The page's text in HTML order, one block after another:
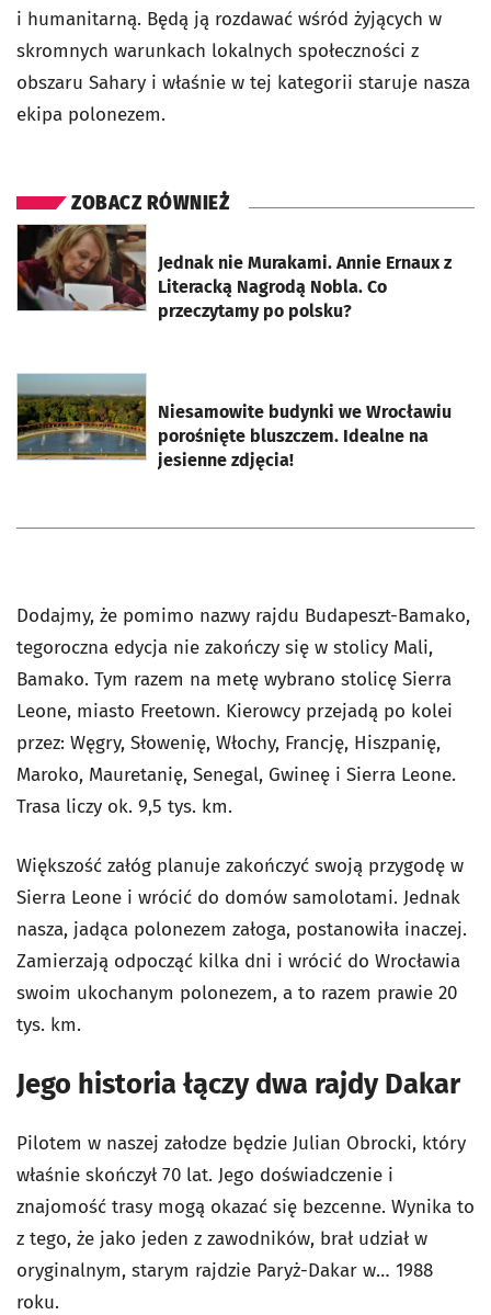
i humanitarną. Będą ją rozdawać wśród żyjących w
skromnych warunkach lokalnych społeczności z
obszaru Sahary i właśnie w tej kategorii staruje nasza
ekipa polonezem.
ZOBACZ RÓWNIEŻ
Jednak nie Murakami. Annie Ernaux z
Literacką Nagrodą Nobla. Co
przeczytamy po polsku?
otworzy się w nowej karcie
Niesamowite budynki we Wrocławiu
porośnięte bluszczem. Idealne na
jesienne zdjęcia!
otworzy się w nowej karcie
Dodajmy, że pomimo nazwy rajdu Budapeszt-Bamako,
tegoroczna edycja nie zakończy się w stolicy Mali,
Bamako. Tym razem na metę wybrano stolicę Sierra
Leone, miasto Freetown. Kierowcy przejadą po kolei
przez: Węgry, Słowenię, Włochy, Francję, Hiszpanię,
Maroko, Mauretanię, Senegal, Gwineę i Sierra Leone.
Trasa liczy ok. 9,5 tys. km.
Większość załóg planuje zakończyć swoją przygodę w
Sierra Leone i wrócić do domów samolotami. Jednak
nasza, jadąca polonezem załoga, postanowiła inaczej.
Zamierzają odpocząć kilka dni i wrócić do Wrocławia
swoim ukochanym polonezem, a to razem prawie 20
tys. km.
Jego historia łączy dwa rajdy Dakar
Pilotem w naszej załodze będzie Julian Obrocki, który
właśnie skończył 70 lat. Jego doświadczenie i
znajomość trasy mogą okazać się bezcenne. Wynika to
z tego, że jako jeden z zawodników, brał udział w
oryginalnym, starym rajdzie Paryż-Dakar w… 1988
roku.